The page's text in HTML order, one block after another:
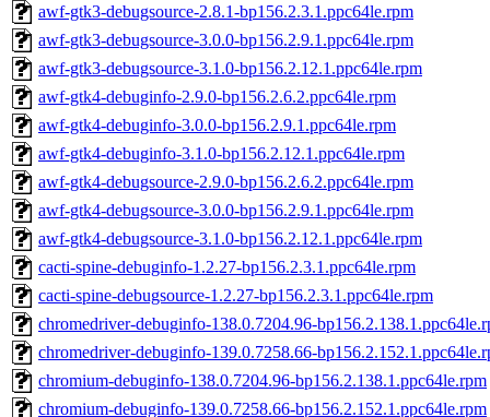
awf-gtk3-debugsource-2.8.1-bp156.2.3.1.ppc64le.rpm
awf-gtk3-debugsource-3.0.0-bp156.2.9.1.ppc64le.rpm
awf-gtk3-debugsource-3.1.0-bp156.2.12.1.ppc64le.rpm
awf-gtk4-debuginfo-2.9.0-bp156.2.6.2.ppc64le.rpm
awf-gtk4-debuginfo-3.0.0-bp156.2.9.1.ppc64le.rpm
awf-gtk4-debuginfo-3.1.0-bp156.2.12.1.ppc64le.rpm
awf-gtk4-debugsource-2.9.0-bp156.2.6.2.ppc64le.rpm
awf-gtk4-debugsource-3.0.0-bp156.2.9.1.ppc64le.rpm
awf-gtk4-debugsource-3.1.0-bp156.2.12.1.ppc64le.rpm
cacti-spine-debuginfo-1.2.27-bp156.2.3.1.ppc64le.rpm
cacti-spine-debugsource-1.2.27-bp156.2.3.1.ppc64le.rpm
chromedriver-debuginfo-138.0.7204.96-
chromedriver-debuginfo-139.0.7258.66-
chromium-debuginfo-138.0.7204.96-bp156.2.138.1.ppc64le.rpm
chromium-debuginfo-139.0.7258.66-bp156.2.152.1.ppc64le.rpm